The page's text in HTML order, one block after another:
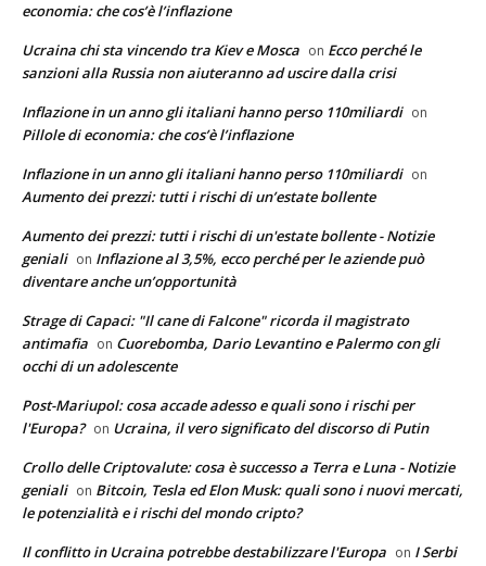
economia: che cos’è l’inflazione
Ucraina chi sta vincendo tra Kiev e Mosca on Ecco perché le
sanzioni alla Russia non aiuteranno ad uscire dalla crisi
Inflazione in un anno gli italiani hanno perso 110miliardi on
Pillole di economia: che cos’è l’inflazione
Inflazione in un anno gli italiani hanno perso 110miliardi on
Aumento dei prezzi: tutti i rischi di un’estate bollente
Aumento dei prezzi: tutti i rischi di un'estate bollente - Notizie
geniali on Inflazione al 3,5%, ecco perché per le aziende può
diventare anche un’opportunità
Strage di Capaci: "Il cane di Falcone" ricorda il magistrato
antimafia on Cuorebomba, Dario Levantino e Palermo con gli
occhi di un adolescente
Post-Mariupol: cosa accade adesso e quali sono i rischi per
l'Europa? on Ucraina, il vero significato del discorso di Putin
Crollo delle Criptovalute: cosa è successo a Terra e Luna - Notizie
geniali on Bitcoin, Tesla ed Elon Musk: quali sono i nuovi mercati,
le potenzialità e i rischi del mondo cripto?
Il conflitto in Ucraina potrebbe destabilizzare l'Europa on I Serbi